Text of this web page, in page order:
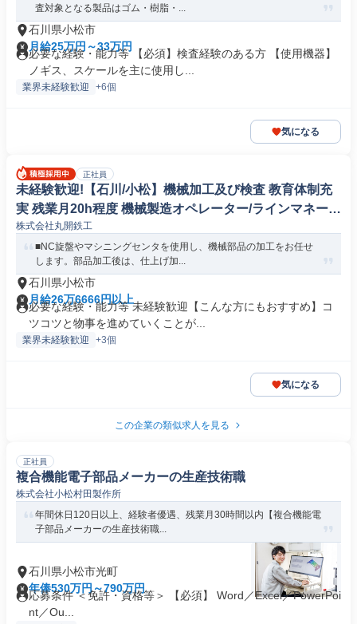
査対象となる製品はゴム・樹脂・...
石川県小松市
月給25万円～33万円
必要な経験・能力等 【必須】検査経験のある方 【使用機器】
ノギス、スケールを主に使用し...
業界未経験歓迎 +6個
気になる
正社員
未経験歓迎!【石川/小松】機械加工及び検査 教育体制充
実 残業月20h程度 機械製造オペレーター/ラインマネージ
ャー
株式会社丸開鉄工
■NC旋盤やマシニングセンタを使用し、機械部品の加工をお任せ
します。部品加工後は、仕上げ加...
石川県小松市
月給26万6666円以上
必要な経験・能力等 未経験歓迎【こんな方にもおすすめ】コ
ツコツと物事を進めていくことが...
業界未経験歓迎 +3個
気になる
この企業の類似求人を見る
正社員
複合機能電子部品メーカーの生産技術職
株式会社小松村田製作所
年間休日120日以上、経験者優遇、残業月30時間以内【複合機能電
子部品メーカーの生産技術職...
石川県小松市光町
年俸530万円～790万円
応募条件 ＜免許・資格等＞ 【必須】 Word／Excel／PowerPoi
nt／Ou...